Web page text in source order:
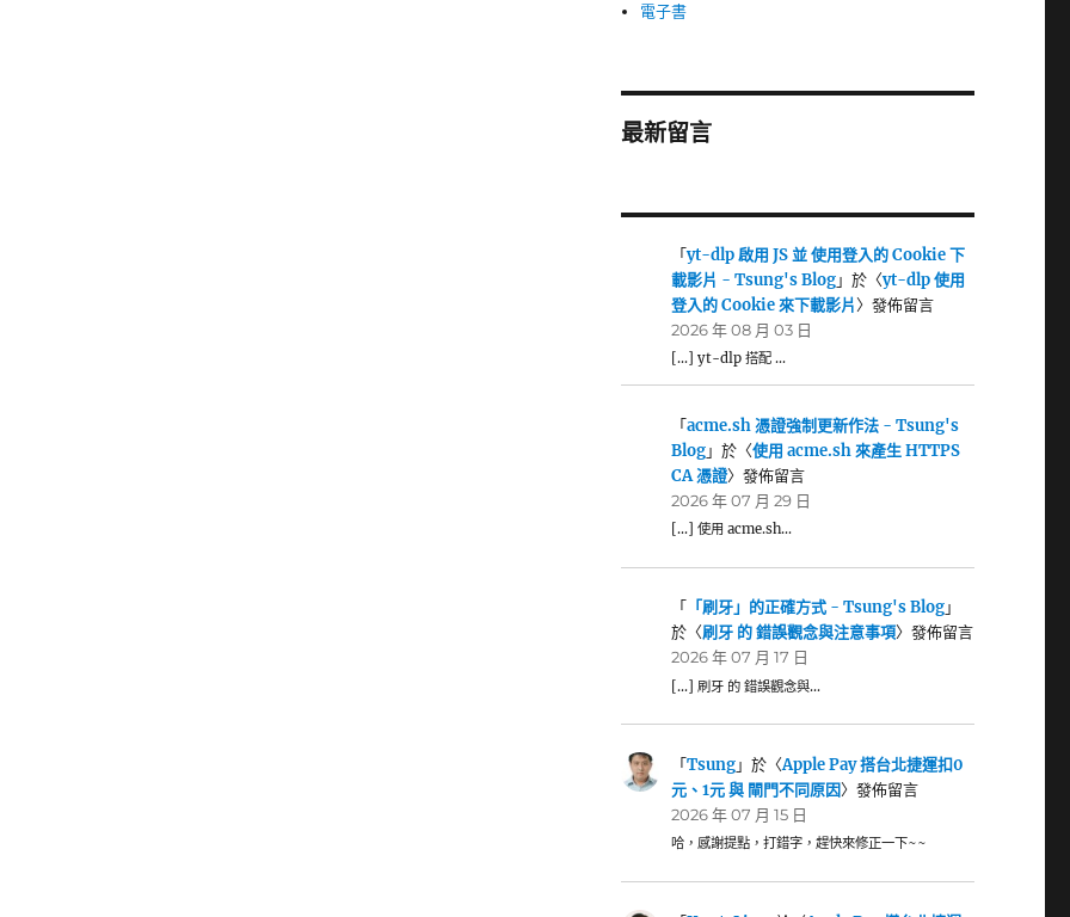
電子書
最新留言
「yt-dlp 啟用 JS 並 使用登入的 Cookie 下
載影片 - Tsung's Blog」於〈yt-dlp 使用
登入的 Cookie 來下載影片〉發佈留言
2026 年 08 月 03 日
[…] yt-dlp 搭配 …
「acme.sh 憑證強制更新作法 - Tsung's
Blog」於〈使用 acme.sh 來產生 HTTPS
CA 憑證〉發佈留言
2026 年 07 月 29 日
[…] 使用 acme.sh…
「 「刷牙」的正確方式 - Tsung's Blog」
於〈刷牙 的 錯誤觀念與注意事項〉發佈留言
2026 年 07 月 17 日
[…] 刷牙 的 錯誤觀念與…
「Tsung」於〈Apple Pay 搭台北捷運扣0
元、1元 與 閘門不同原因〉發佈留言
2026 年 07 月 15 日
哈，感謝提點，打錯字，趕快來修正一下~~